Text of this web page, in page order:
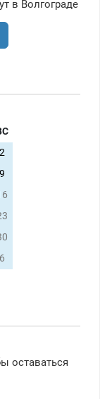
в Волгограде
2
9
6
оставаться